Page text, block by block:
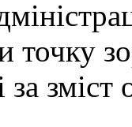
за